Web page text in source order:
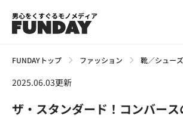
男心をくすぐるモノメディア
FUNDAYトップ ファッション 靴／シューズ
2025.06.03更新
ザ・スタンダード！コンバー